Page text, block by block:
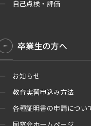
自己点検・評価
卒業生の方へ
お知らせ
教育実習申込み方法
各種証明書の申請につい
同窓会ホームページ